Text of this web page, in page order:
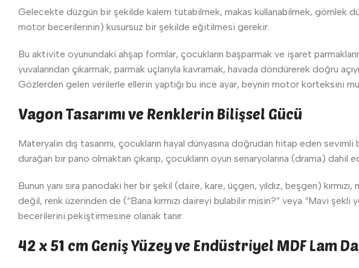
Gelecekte düzgün bir şekilde kalem tutabilmek, makas kullanabilmek, gömlek
motor becerilerinin) kusursuz bir şekilde eğitilmesi gerekir.
Bu aktivite oyunundaki ahşap formlar, çocukların başparmak ve işaret
yuvalarından çıkarmak, parmak uçlarıyla kavramak, havada döndürerek doğru
Gözlerden gelen verilerle ellerin yaptığı bu ince ayar, beynin motor korteksini
Vagon Tasarımı ve Renklerin Bilişsel Gücü
Materyalin dış tasarımı, çocukların hayal dünyasına doğrudan hitap eden
durağan bir pano olmaktan çıkarıp, çocukların oyun senaryolarına (drama)
Bunun yanı sıra panodaki her bir şekil (daire, kare, üçgen, yıldız, beşgen)
değil, renk üzerinden de (“Bana kırmızı daireyi bulabilir misin?” veya “Mavi
becerilerini pekiştirmesine olanak tanır.
42 x 51 cm Geniş Yüzey ve Endüstriyel MDF Lam